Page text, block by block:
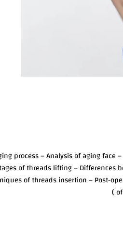
NECK LIFTING) – Aging process –
of threads lifting – Differences
of threads insertion – Post-